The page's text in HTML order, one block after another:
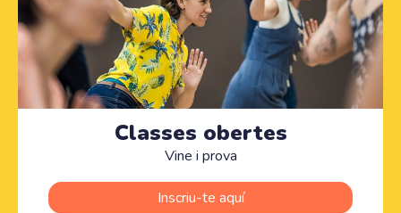
Classes obertes
Vine i prova
Inscriu-te aquí